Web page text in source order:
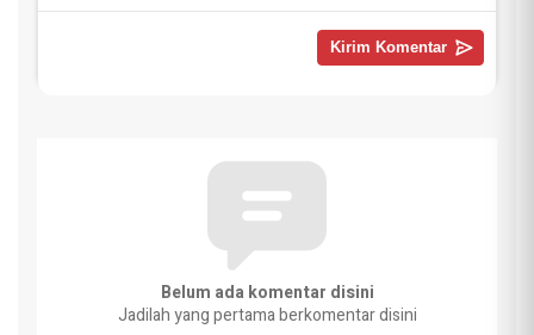
Belum ada komentar disini
Jadilah yang pertama berkomentar disini